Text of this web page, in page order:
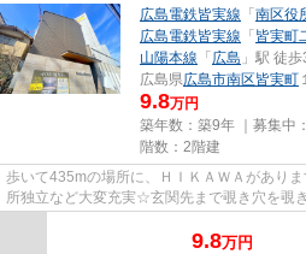
広島電鉄皆実線 「 南区役
広島電鉄皆実線 「 皆実町
山陽本線 「 広島 」駅 徒
広島県広島市南区皆実町
9.8万円
築年数：築9年 ｜募集中：
階数：2階建
歩いて435mの場所に、ＨＩＫＡＷＡがあり
所独立など大変充実☆玄関先まで覗き穴を覗
9.8万円